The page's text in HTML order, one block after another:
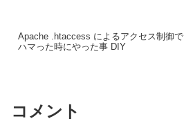
Apache .htaccess によるアクセス制御で
ハマった時にやった事 DIY
コメント